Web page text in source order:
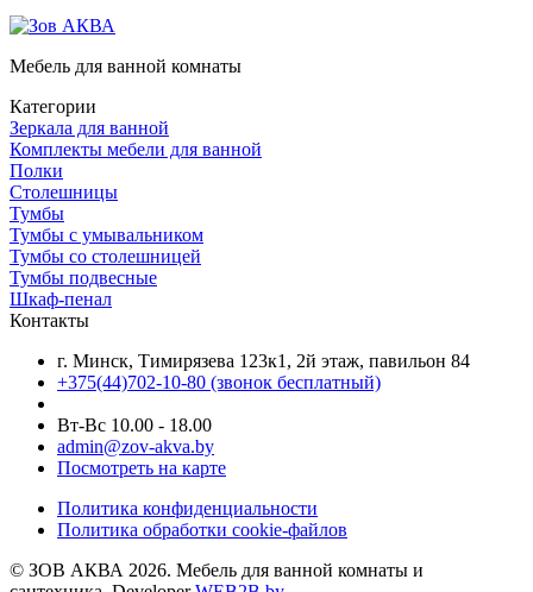
Мебель для ванной комнаты
Категории
Зеркала для ванной
Комплекты мебели для ванной
Полки
Столешницы
Тумбы
Тумбы с умывальником
Тумбы со столешницей
Тумбы подвесные
Шкаф-пенал
Контакты
г. Минск, Тимирязева 123к1, 2й этаж, павильон 84
+375(44)702-10-80 (звонок бесплатный)
Вт-Вс 10.00 - 18.00
admin@zov-akva.by
Посмотреть на карте
Политика конфиденциальности
Политика обработки cookie-файлов
© ЗОВ АКВА 2026. Мебель для ванной комнаты и